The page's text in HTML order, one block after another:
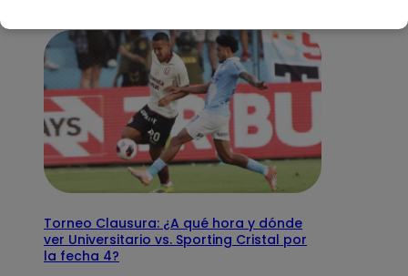
Torneo Clausura: ¿A qué hora y dónde
ver Universitario vs. Sporting Cristal por
la fecha 4?